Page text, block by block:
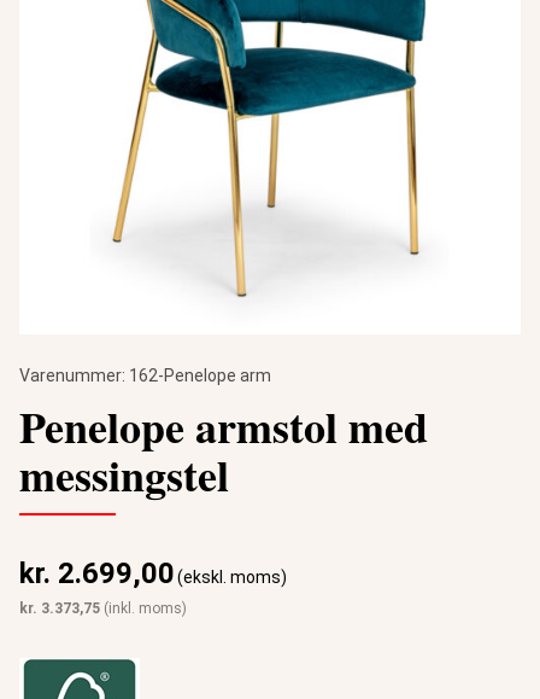
Varenummer: 162-Penelope arm
Penelope armstol med
messingstel
kr. 2.699,00(ekskl. moms)
kr. 3.373,75 (inkl. moms)